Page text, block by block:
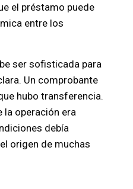
el préstamo puede
entre los
ser sofisticada para
Un comprobante
hubo transferencia.
la operación era
debía
origen de muchas